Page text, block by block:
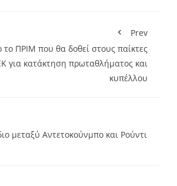
Prev
ΠΡΙΜ που θα δοθεί στους παίκτες
για κατάκτηση πρωταθλήματος και
κυπέλλου
μεταξύ Αντετοκούνμπο και Ρούντι